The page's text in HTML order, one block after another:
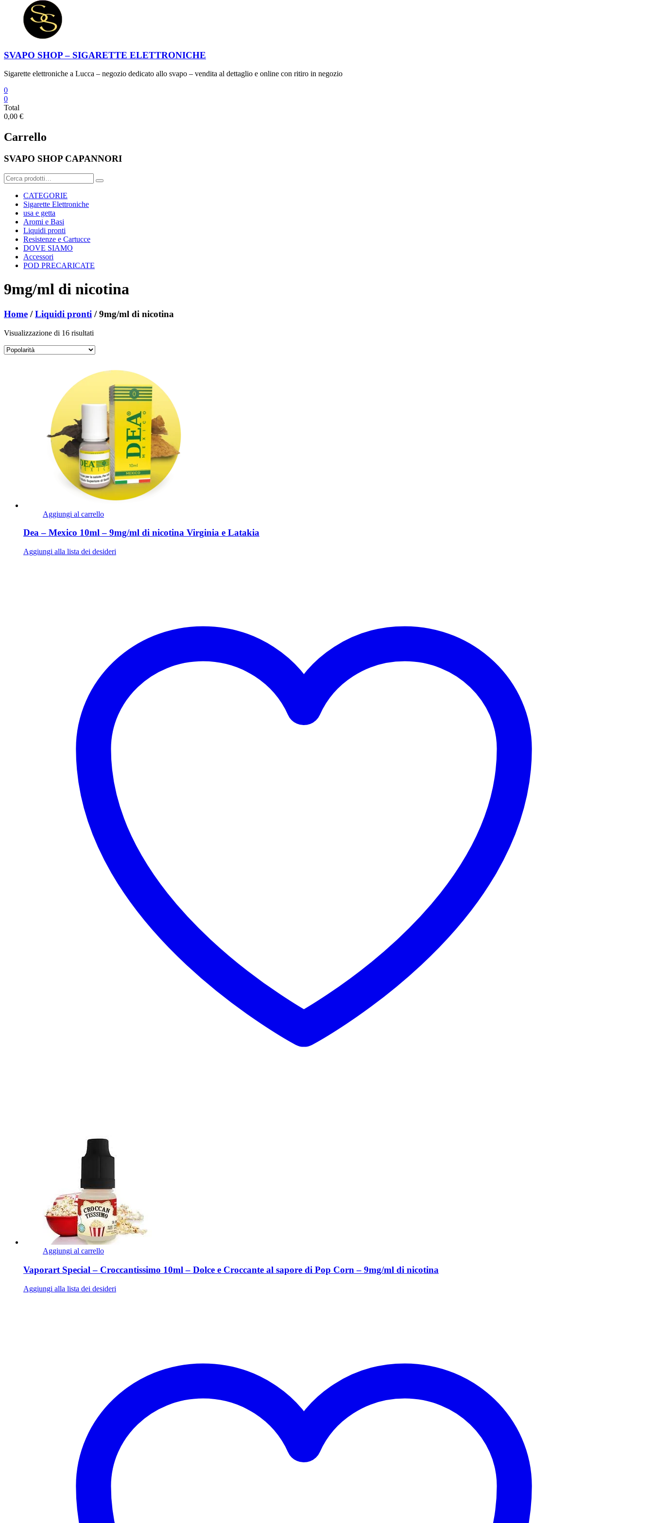
SVAPO SHOP – SIGARETTE ELETTRONICHE
Sigarette elettroniche a Lucca – negozio dedicato allo svapo – vendita al dettaglio e online con ritiro in negozio
0
0
Total
0,00 €
Carrello
SVAPO SHOP CAPANNORI
Cerca:
CATEGORIE
Sigarette Elettroniche
usa e getta
Aromi e Basi
Liquidi pronti
Resistenze e Cartucce
DOVE SIAMO
Accessori
POD PRECARICATE
9mg/ml di nicotina
Home /Liquidi pronti / 9mg/ml di nicotina
Visualizzazione di 16 risultati
Aggiungi al carrello
Dea – Mexico 10ml – 9mg/ml di nicotina Virginia e Latakia
Aggiungi alla lista dei desideri
Aggiungi al carrello
Vaporart Special – Croccantissimo 10ml – Dolce e Croccante al sapore di Pop Corn – 9mg/ml di nicotina
Aggiungi alla lista dei desideri